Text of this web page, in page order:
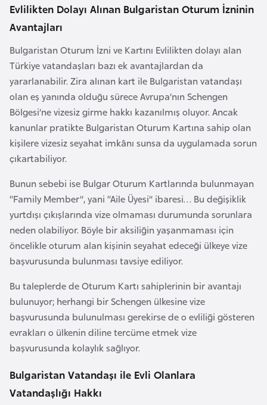
Evlilikten Dolayı Alınan Bulgaristan Oturum İzninin
Avantajları
Bulgaristan Oturum İzni ve Kartını Evlilikten dolayı alan
Türkiye vatandaşları bazı ek avantajlardan da
yararlanabilir. Zira alınan kart ile Bulgaristan vatandaşı
olan eş yanında olduğu sürece Avrupa’nın Schengen
Bölgesi’ne vizesiz girme hakkı kazanılmış oluyor. Ancak
kanunlar pratikte Bulgaristan Oturum Kartına sahip olan
kişilere vizesiz seyahat imkânı sunsa da uygulamada sorun
çıkartabiliyor.
Bunun sebebi ise Bulgar Oturum Kartlarında bulunmayan
“Family Member”, yani “Aile Üyesi” ibaresi… Bu değişiklik
yurtdışı çıkışlarında vize olmaması durumunda sorunlara
neden olabiliyor. Böyle bir aksiliğin yaşanmaması için
öncelikle oturum alan kişinin seyahat edeceği ülkeye vize
başvurusunda bulunması tavsiye ediliyor.
Bu taleplerde de Oturum Kartı sahiplerinin bir avantajı
bulunuyor; herhangi bir Schengen ülkesine vize
başvurusunda bulunulması gerekirse de o evliliği gösteren
evrakları o ülkenin diline tercüme etmek vize
başvurusunda kolaylık sağlıyor.
Bulgaristan Vatandaşı ile Evli Olanlara
Vatandaşlığı Hakkı
r
a
s
a
G
a
b
G
a
m
b
i
y
a
G
a
a